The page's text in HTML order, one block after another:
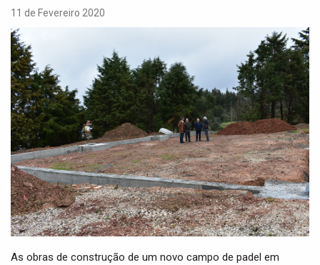
i
o
n
11 de Fevereiro 2020
As obras de construção de um novo campo de padel em